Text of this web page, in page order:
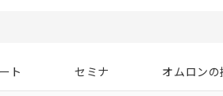
ト セミナ オムロン